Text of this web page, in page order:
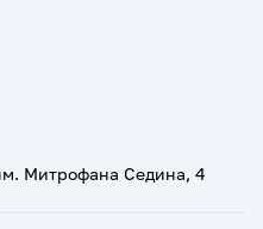
Митрофана Седина, 4